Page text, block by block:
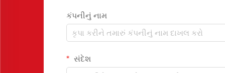
કંપનીનું નામ
સંદેશ